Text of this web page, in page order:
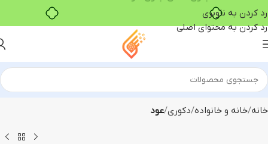
رد کردن به ناوبری
رد کردن به محتوای اصلی
خانه خانه و خانواده دکوری عود